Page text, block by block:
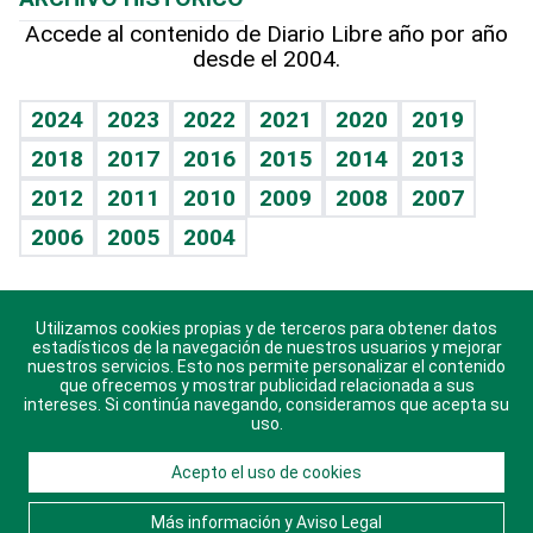
Hablando con el pediatra
Vida y familia
Eñe
Celebrando la vida
Sin complejos
En pocas palabras
Escuchando al corazón
Economía Personal
Línea de hit
TBT Deportivo
Hecho en casa
Guía del dinero
Cumpleaños
Horóscopos
Crucigramas
Accede al contenido de Diario Libre año por año
desde el 2004.
2024 2023 2022 2021 2020
2019
2018
2017 2016 2015 2014
2013
2012
2011 2010 2009 2008
2007
2006
2005 2004
Descarga nuestras aplicaciones para Android, iOS y
sistema Huawei.
© 2021 Diario Libre, todos los derechos reservados.
Consulta elAviso Legal. Ponte en Contacto
Utilizamos cookies propias y de terceros para obtener datos
estadísticos de la navegación de nuestros usuarios y mejorar
nuestros servicios. Esto nos permite personalizar el contenido
que ofrecemos y mostrar publicidad relacionada a sus
intereses. Si continúa navegando, consideramos que acepta su
uso.
Acepto el uso de cookies
Más información y Aviso Legal